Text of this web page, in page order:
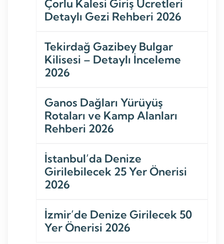
Çorlu Kalesi Giriş Ücretleri
Detaylı Gezi Rehberi 2026
Tekirdağ Gazibey Bulgar
Kilisesi – Detaylı İnceleme
2026
Ganos Dağları Yürüyüş
Rotaları ve Kamp Alanları
Rehberi 2026
İstanbul’da Denize
Girilebilecek 25 Yer Önerisi
2026
İzmir’de Denize Girilecek 50
Yer Önerisi 2026